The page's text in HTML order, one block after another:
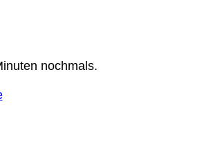
nochmals.